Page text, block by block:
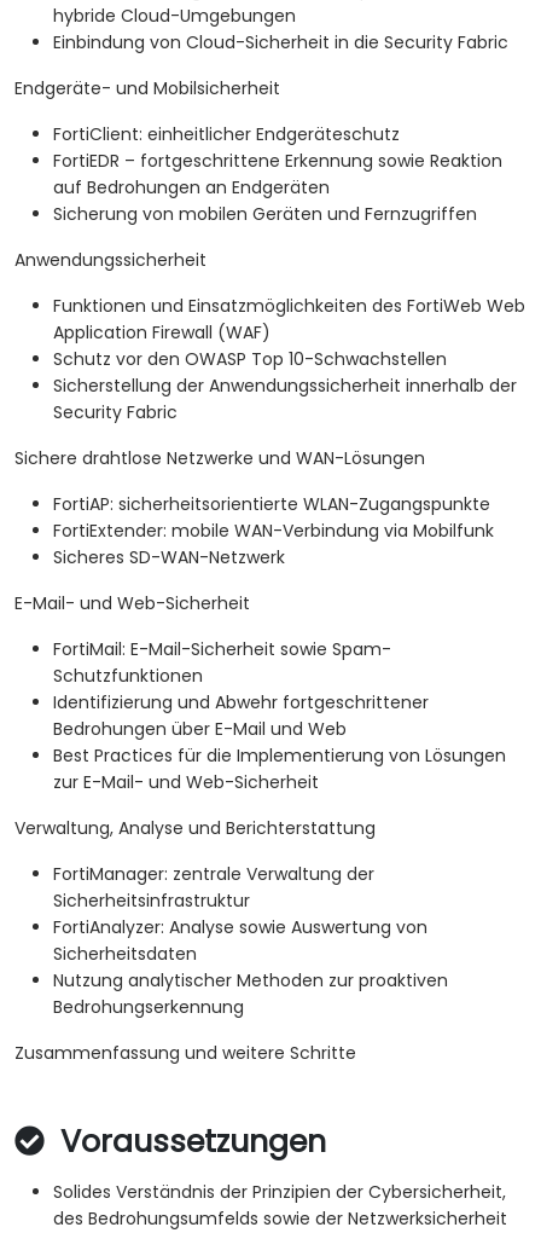
hybride Cloud-Umgebungen
Einbindung von Cloud-Sicherheit in die Security Fabric
Endgeräte- und Mobilsicherheit
FortiClient: einheitlicher Endgeräteschutz
FortiEDR – fortgeschrittene Erkennung sowie Reaktion
auf Bedrohungen an Endgeräten
Sicherung von mobilen Geräten und Fernzugriffen
Anwendungssicherheit
Funktionen und Einsatzmöglichkeiten des FortiWeb Web
Application Firewall (WAF)
Schutz vor den OWASP Top 10-Schwachstellen
Sicherstellung der Anwendungssicherheit innerhalb der
Security Fabric
Sichere drahtlose Netzwerke und WAN-Lösungen
FortiAP: sicherheitsorientierte WLAN-Zugangspunkte
FortiExtender: mobile WAN-Verbindung via Mobilfunk
Sicheres SD-WAN-Netzwerk
E-Mail- und Web-Sicherheit
FortiMail: E-Mail-Sicherheit sowie Spam-
Schutzfunktionen
Identifizierung und Abwehr fortgeschrittener
Bedrohungen über E-Mail und Web
Best Practices für die Implementierung von Lösungen
zur E-Mail- und Web-Sicherheit
Verwaltung, Analyse und Berichterstattung
FortiManager: zentrale Verwaltung der
Sicherheitsinfrastruktur
FortiAnalyzer: Analyse sowie Auswertung von
Sicherheitsdaten
Nutzung analytischer Methoden zur proaktiven
Bedrohungserkennung
Zusammenfassung und weitere Schritte
Voraussetzungen
Solides Verständnis der Prinzipien der Cybersicherheit,
des Bedrohungsumfelds sowie der Netzwerksicherheit